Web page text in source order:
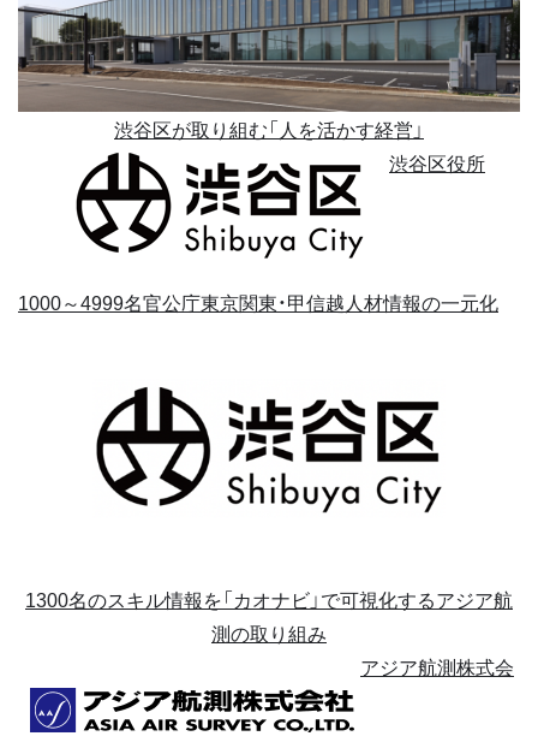
渋谷区が取り組む「人を活かす経営」
渋谷区役所
1000～4999名官公庁東京関東・甲信越人材情報の一元化
1300名のスキル情報を「カオナビ」で可視化するアジア航
測の取り組み
アジア航測株式会